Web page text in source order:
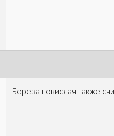
Береза повислая также